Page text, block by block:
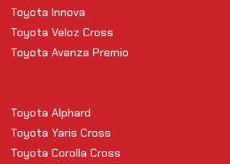
Toyota Innova
Toyota Veloz Cross
Toyota Avanza Premio
Toyota Alphard
Toyota Yaris Cross
Toyota Corolla Cross